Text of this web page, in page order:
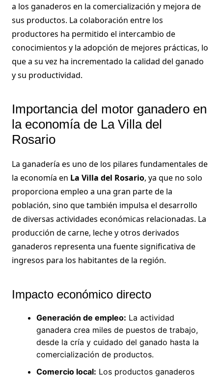
a los ganaderos en la comercialización y mejora de
sus productos. La colaboración entre los
productores ha permitido el intercambio de
conocimientos y la adopción de mejores prácticas, lo
que a su vez ha incrementado la calidad del ganado
y su productividad.
Importancia del motor ganadero en
la economía de La Villa del
Rosario
La ganadería es uno de los pilares fundamentales de
la economía en La Villa del Rosario, ya que no solo
proporciona empleo a una gran parte de la
población, sino que también impulsa el desarrollo
de diversas actividades económicas relacionadas. La
producción de carne, leche y otros derivados
ganaderos representa una fuente significativa de
ingresos para los habitantes de la región.
Impacto económico directo
Generación de empleo: La actividad
ganadera crea miles de puestos de trabajo,
desde la cría y cuidado del ganado hasta la
comercialización de productos.
Comercio local: Los productos ganaderos